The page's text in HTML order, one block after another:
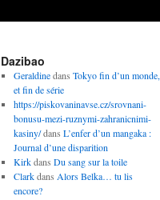
Dazibao
Geraldinedans Tokyo fin d’un monde,
et fin de série
https://piskovaninavse.cz/srovnani-
bonusu-mezi-ruznymi-zahranicnimi-
kasiny/dans L’enfer d’un mangaka :
Journal d’une disparition
Kirkdans Du sang sur la toile
Clarkdans Alors Belka… tu lis
encore?